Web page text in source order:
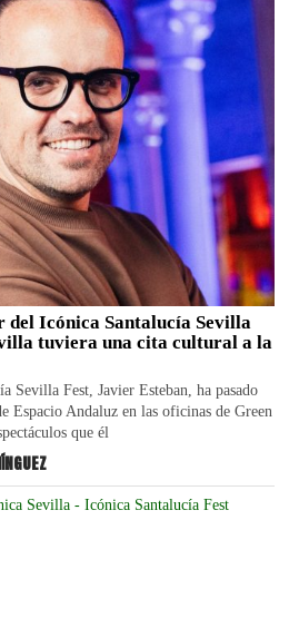
del Icónica Santalucía Sevilla
tuviera una cita cultural a la
Sevilla Fest, Javier Esteban, ha pasado
Espacio Andaluz en las oficinas de Green
que él